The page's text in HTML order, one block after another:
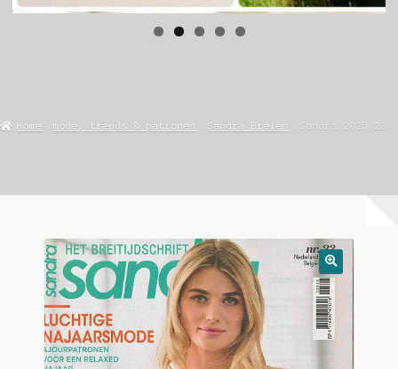
Home mode, trends & patronen Sandra Breien Sandra 2025/23
🔍